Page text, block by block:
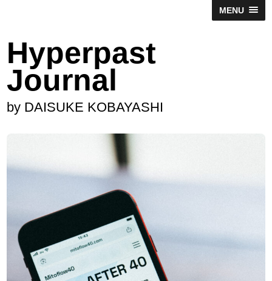
MENU
Hyperpast
Journal
by DAISUKE KOBAYASHI